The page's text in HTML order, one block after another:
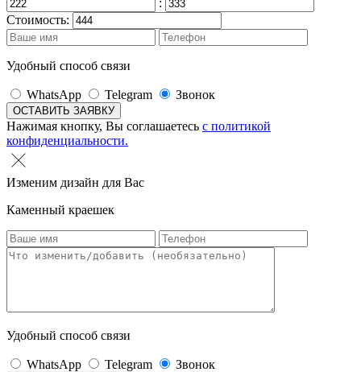
Стоимость:
Удобный способ связи
WhatsApp Telegram Звонок
Нажимая кнопку, Вы соглашаетесь с политикой
конфиденциальности.
Изменим дизайн для Вас
Каменный краешек
Удобный способ связи
WhatsApp Telegram Звонок